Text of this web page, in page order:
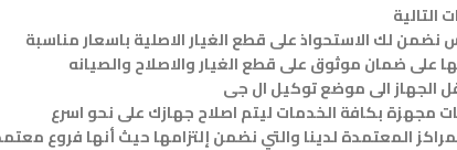
المعتمدة لدينا والتي نضمن إلتزامها حيث أنها فروع